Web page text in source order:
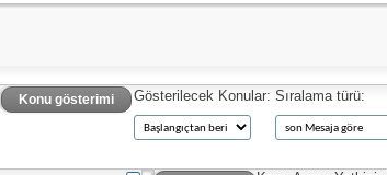
Konu gösterimi Gösterilecek Konular: Sıralama türü: